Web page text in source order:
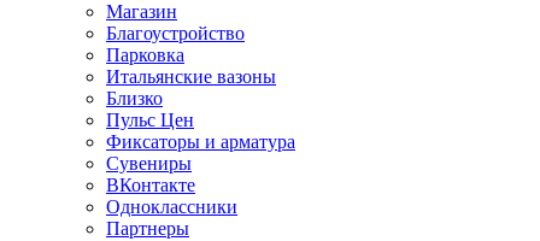
Магазин
Благоустройство
Парковка
Итальянские вазоны
Близко
Пульс Цен
Фиксаторы и арматура
Сувениры
ВКонтакте
Одноклассники
Партнеры